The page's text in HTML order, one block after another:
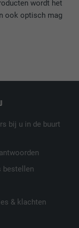
wordt het
ook optisch mag
bij u in de buurt
bestellen
& klachten
basis van de
relevante